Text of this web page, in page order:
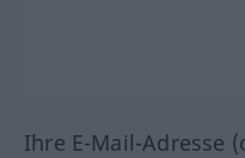
Ihre E-Mail-Adresse